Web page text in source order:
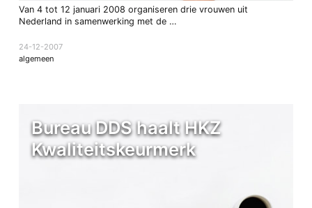
Van 4 tot 12 januari 2008 organiseren drie vrouwen uit
Nederland in samenwerking met de …
24-12-2007
algemeen
Bureau DDS haalt HKZ
Kwaliteitskeurmerk